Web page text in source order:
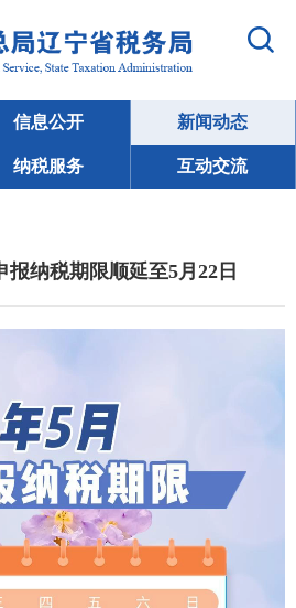
信息公开 新闻动态
纳税服务 互动交流
报纳税期限顺延至5月22日